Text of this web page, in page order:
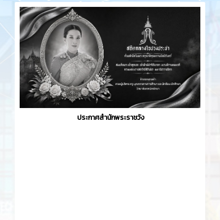
ประกาศสำนักพระราชวัง